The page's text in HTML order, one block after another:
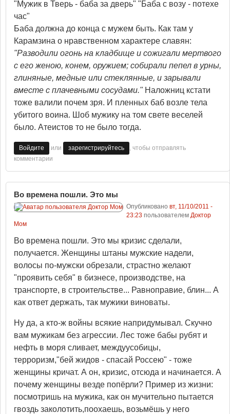
"Мужик в Тверь - баба за дверь" "Баба с возу - потехе
час"
Баба должна до конца с мужем быть. Как там у
Карамзина о нравственном характере славян:
"Разводили огонь на кладбище и сожигали мертвого
с его женою, конем, оружием; собирали пепел в урны,
глиняные, медные или стеклянные, и зарывали
вместе с плачевными сосудами." Наложниц кстати
тоже валили почем зря. И пленных баб возле тела
убитого воина. Шоб мужику на том свете веселей
было. Атеистов то не было тогда.
Войдите или зарегистрируйтесь
, чтобы отправлять
комментарии
Во времена пошли. Это мы
Опубликовано вт, 11/10/2011 -
23:23пользователем Доктор
Мом
Во времена пошли. Это мы кризис сделали,
получается. Женщины штаны мужские надели,
волосы по-мужски обрезали, страстно желают
"проявить себя" в бизнесе, производстве, на
транспорте, в строительстве... Равноправие, блин... А
как ответ держать, так мужики виноваты.
Ну да, а кто-ж войны всякие напридумывал. Скучно
вам мужикам без агрессии. Лес тоже бабы рубят и
нефть в моря сливает, междуусобицы,
терроризм,"бей жидов - спасай Россею" - тоже
женщины кричат. А он, кризис, отсюда и начинается. А
почему женщины везде попёрли? Пример из жизни:
посмотришь на мужика, как он мучительно пытается
гвоздь заколотить,поохаешь, возьмёшь у него